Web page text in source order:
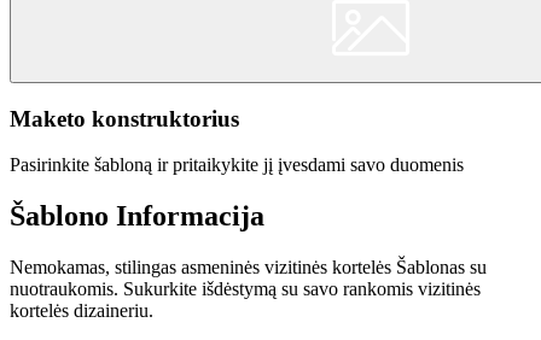
Maketo konstruktorius
Pasirinkite šabloną ir pritaikykite jį įvesdami savo duomenis
Šablono Informacija
Nemokamas, stilingas asmeninės vizitinės kortelės Šablonas su
nuotraukomis. Sukurkite išdėstymą su savo rankomis vizitinės
kortelės dizaineriu.